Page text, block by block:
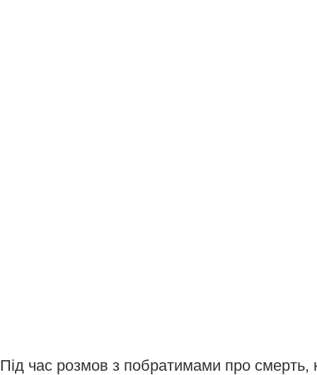
Під час розмов з побратимами про смерть,